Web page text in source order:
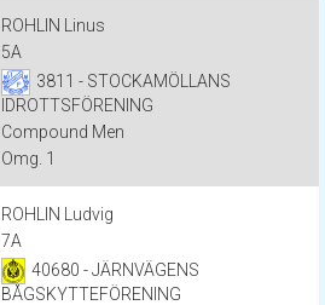
ROHLIN Linus
5A
3811 - STOCKAMÖLLANS
IDROTTSFÖRENING
Compound Men
Omg. 1
ROHLIN Ludvig
7A
40680 - JÄRNVÄGENS
BÅGSKYTTEFÖRENING